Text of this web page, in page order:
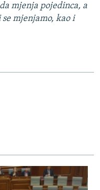
mjenja pojedinca, a
mjenjamo, kao i